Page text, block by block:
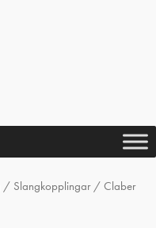
/ Slangkopplingar/ Claber